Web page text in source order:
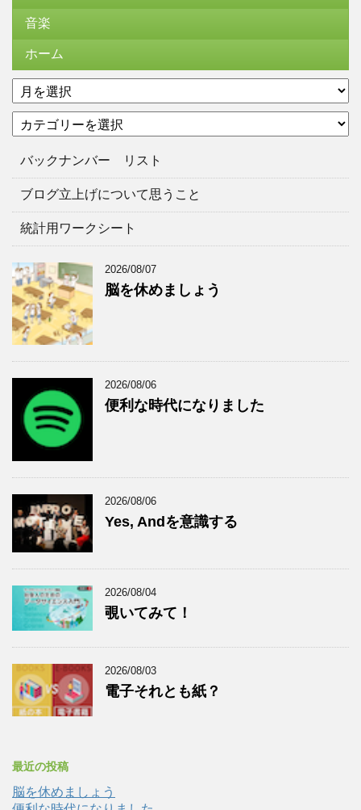
音楽
ホーム
ア
ー
イ
テ
リ
バックナンバー リスト
ブログ立上げについて思うこと
統計用ワークシート
2026/08/07
脳を休めましょう
2026/08/06
便利な時代になりました
2026/08/06
Yes, Andを意識する
2026/08/04
覗いてみて！
2026/08/03
電子それとも紙？
最近の投稿
脳を休めましょう